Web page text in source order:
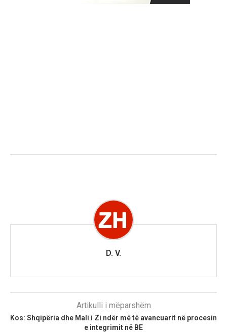
D. V.
Artikulli i mëparshëm
Kos: Shqipëria dhe Mali i Zi ndër më të avancuarit në procesin
e integrimit në BE